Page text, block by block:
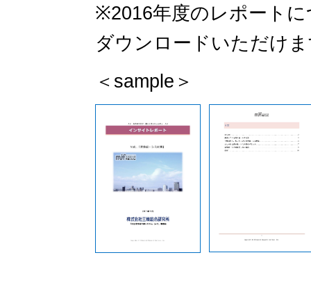
※2016年度のレポート
ダウンロードいただけ
＜sample＞